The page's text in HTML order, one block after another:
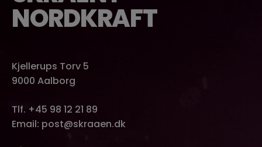
NORDKRAFT
Kjellerups Torv 5
9000 Aalborg
Tlf. +45 98 12 21 89
Email: post@skraaen.dk